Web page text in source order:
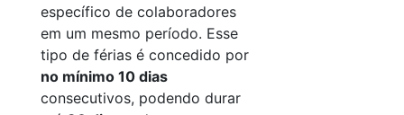
específico de colaboradores
em um mesmo período. Esse
tipo de férias é concedido por
no mínimo 10 dias
consecutivos, podendo durar